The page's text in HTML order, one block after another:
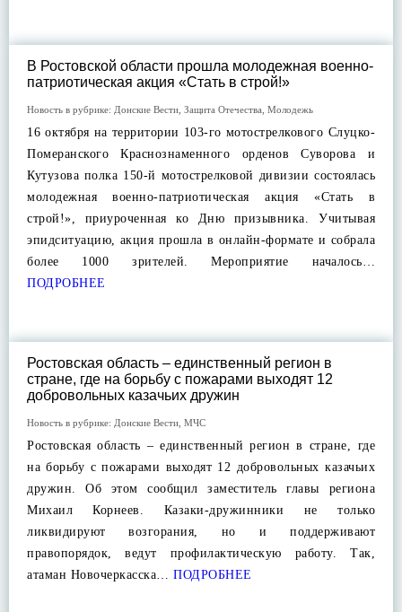
В Ростовской области прошла молодежная военно-
патриотическая акция «Стать в строй!»
Новость в рубрике: Донские Вести Защита Отечества Молодежь
16 октября на территории 103-го мотострелкового Слуцко-
Померанского Краснознаменного орденов Суворова и
Кутузова полка 150-й мотострелковой дивизии состоялась
молодежная военно-патриотическая акция «Стать в
строй!», приуроченная ко Дню призывника. Учитывая
эпидситуацию, акция прошла в онлайн-формате и собрала
более 1000 зрителей. Мероприятие началось…
ПОДРОБНЕЕ
Ростовская область – единственный регион в
стране, где на борьбу с пожарами выходят 12
добровольных казачьих дружин
Новость в рубрике: Донские Вести МЧС
Ростовская область – единственный регион в стране, где
на борьбу с пожарами выходят 12 добровольных казачьих
дружин. Об этом сообщил заместитель главы региона
Михаил Корнеев. Казаки-дружинники не только
ликвидируют возгорания, но и поддерживают
правопорядок, ведут профилактическую работу. Так,
атаман Новочеркасска… ПОДРОБНЕЕ